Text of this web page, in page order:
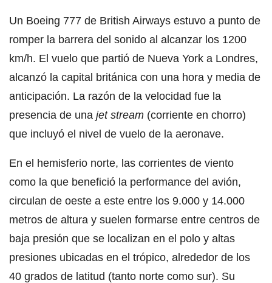
Un Boeing 777 de British Airways estuvo a punto de
romper la barrera del sonido al alcanzar los 1200
km/h. El vuelo que partió de Nueva York a Londres,
alcanzó la capital británica con una hora y media de
anticipación. La razón de la velocidad fue la
presencia de una jet stream (corriente en chorro)
que incluyó el nivel de vuelo de la aeronave.
En el hemisferio norte, las corrientes de viento
como la que benefició la performance del avión,
circulan de oeste a este entre los 9.000 y 14.000
metros de altura y suelen formarse entre centros de
baja presión que se localizan en el polo y altas
presiones ubicadas en el trópico, alrededor de los
40 grados de latitud (tanto norte como sur). Su